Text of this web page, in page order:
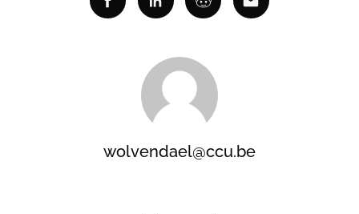
FacebookLinkedinRedditEmail
wolvendael@ccu.be